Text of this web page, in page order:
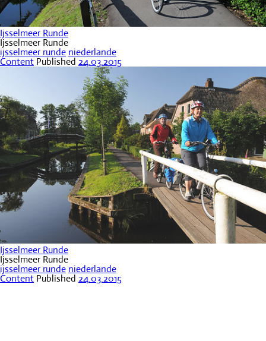
Ijsselmeer Runde
Ijsselmeer Runde
ijsselmeer runde niederlande
Content Published 24.03.2015
Ijsselmeer Runde
Ijsselmeer Runde
ijsselmeer runde niederlande
Content Published 24.03.2015